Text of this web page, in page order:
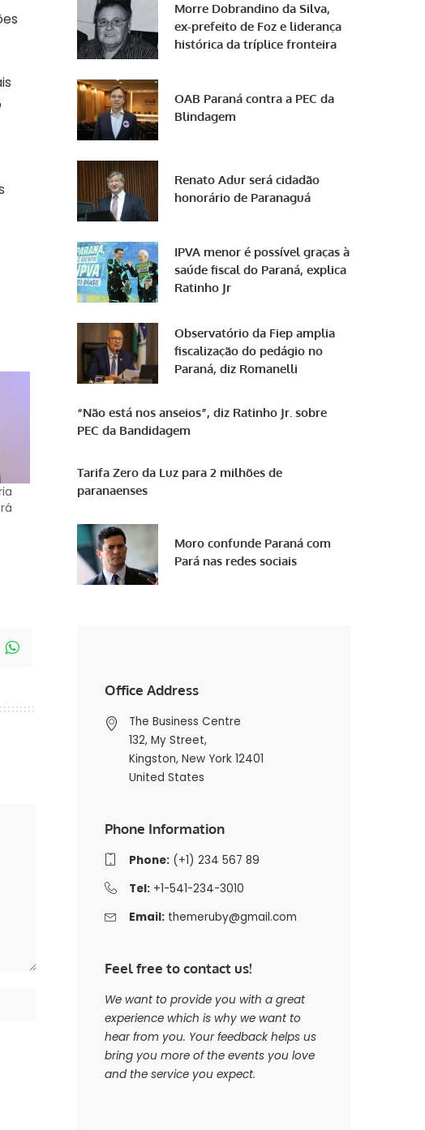
Morre Dobrandino da Silva,
ex-prefeito de Foz e liderança
histórica da tríplice fronteira
OAB Paraná contra a PEC da
Blindagem
Renato Adur será cidadão
honorário de Paranaguá
IPVA menor é possível graças à
saúde fiscal do Paraná, explica
Ratinho Jr
Observatório da Fiep amplia
fiscalização do pedágio no
Paraná, diz Romanelli
“Não está nos anseios”, diz Ratinho Jr. sobre
PEC da Bandidagem
Tarifa Zero da Luz para 2 milhões de
paranaenses
Moro confunde Paraná com
Pará nas redes sociais
Office Address
The Business Centre
132, My Street,
Kingston, New York 12401
United States
Phone Information
Phone:(+1) 234 567 89
Tel:+1-541-234-3010
Email: themeruby@gmail.com
Feel free to contact us!
We want to provide you with a great
experience which is why we want to
hear from you. Your feedback helps us
bring you more of the events you love
and the service you expect.